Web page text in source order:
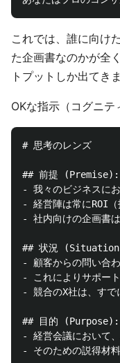
これでは、誰に向け
た企画書なのかが全
トプットしか出てき
OKな指示（コグニテ
# 思考のレンズ
## 前提 (Premise):
- 我々のビジネスに
- 経営陣は常にROI（
- 社内向けの企画書
## 状況
- 顧客からの問い合
- これによりサポー
- 競合のX社は、すで
## 目的 (Purpose):
- 経営会議において
- そのための説得材